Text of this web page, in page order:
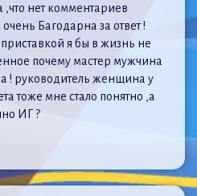
нет комментариев
Багодарна за ответ !
приставкой я бы в жизнь не
почему мастер мужчина
! руководитель женщина у
тоже мне стало понятно ,а
ИГ ?